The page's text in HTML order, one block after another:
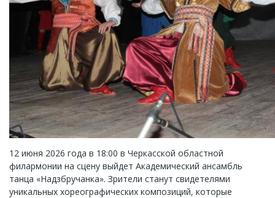
12 июня 2026 года в 18:00 в Черкасской областной
филармонии на сцену выйдет Академический ансамбль
танца «Надзбручанка». Зрители станут свидетелями
уникальных хореографических композиций, которые